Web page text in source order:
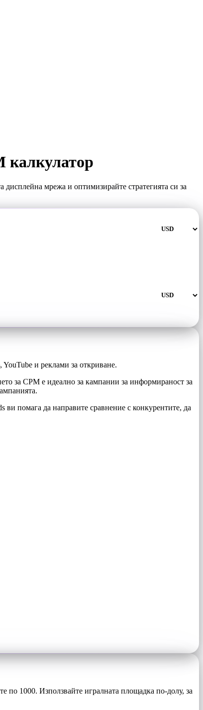
калкулатор
мрежа и оптимизирайте стратегията си за
и реклами за откриване.
за CPM е идеално за кампании за информираност за
помага да направите сравнение с конкурентите, да
по 1000. Използвайте игралната площадка по-долу, за